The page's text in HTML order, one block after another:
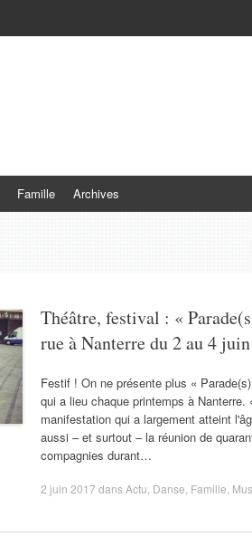
Famille Archives
Théâtre, festival : «
rue à Nanterre du 2 au 4 juin
Festif ! On ne présente plus «
qui a lieu chaque printemps à
manifestation qui a largement atteint
aussi – et surtout – la réunion de
compagnies durant…
2 juin 2017 dansActu Danse Famille